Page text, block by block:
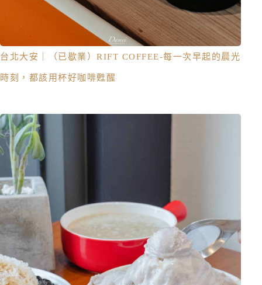
台北大安｜（已歇業）RIFT COFFEE-每一次早起的晨光
時刻，都該用杯好咖啡甦醒